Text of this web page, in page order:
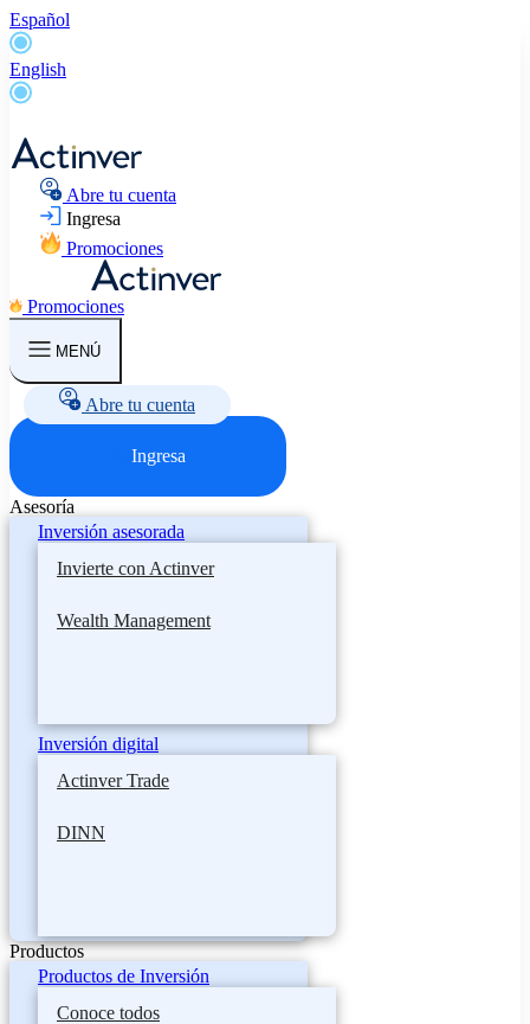
Español
English
Abre tu cuenta
Ingresa
Promociones
Promociones
MENÚ
Abre tu cuenta
Ingresa
Asesoría
Inversión asesorada
Invierte con Actinver
Wealth Management
Inversión digital
Actinver Trade
DINN
Productos
Productos de Inversión
Conoce todos